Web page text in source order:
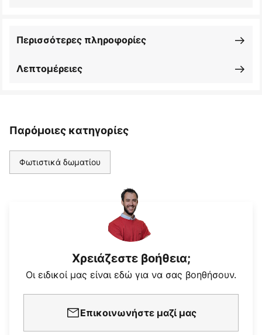
Λεπτομέρειες
Περισσότερες πληροφορίες
Παρόμοιες κατηγορίες
Φωτιστικά δωματίου
Χρειάζεστε βοήθεια;
Οι ειδικοί μας είναι εδώ για να σας βοηθήσουν.
Επικοινωνήστε μαζί μας